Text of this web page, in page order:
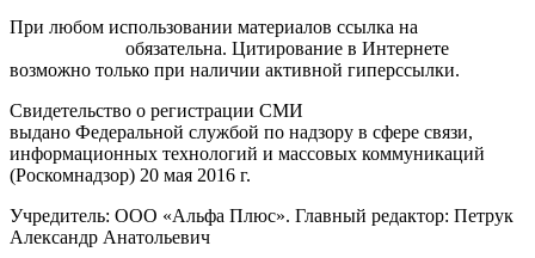
При любом использовании материалов ссылка на
обязательна. Цитирование в Интернете
возможно только при наличии активной гиперссылки.
Свидетельство о регистрации СМИ
выдано Федеральной службой по надзору в сфере связи,
информационных технологий и массовых коммуникаций
(Роскомнадзор) 20 мая 2016 г.
Учредитель: ООО «Альфа Плюс». Главный редактор: Петрук
Александр Анатольевич